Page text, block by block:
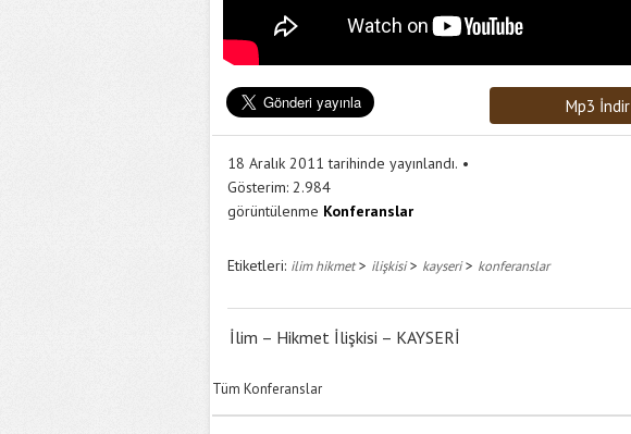
Mp3 İndir
18 Aralık 2011 tarihinde yayınlandı.
Gösterim: 2.984
görüntülenme Konferanslar
Etiketleri: ilim hikmet> ilişkisi> kayseri> konferanslar
İlim – Hikmet İlişkisi – KAYSERİ
Tüm Konferanslar